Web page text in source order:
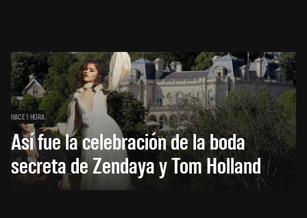
HACE 1 HORA
Así fue la celebración de la boda
secreta de Zendaya y Tom Holland